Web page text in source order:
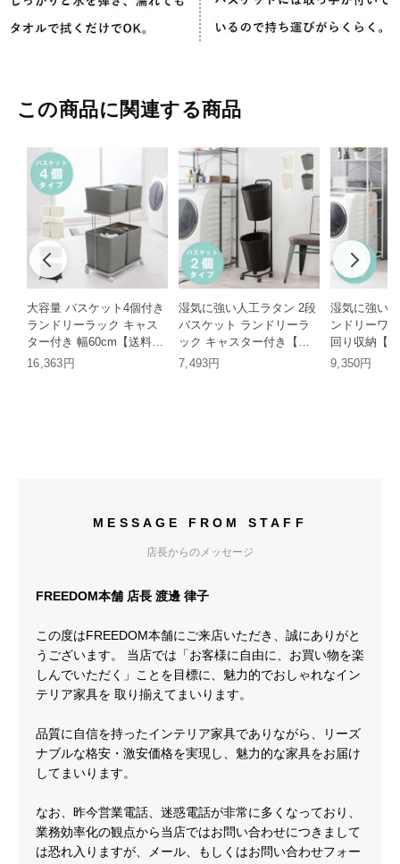
この商品に関連する商品
大容量 バスケット4個付き
ランドリーラック キャス
ター付き 幅60cm【送料無
料】 HH
16,363円
湿気に強い人工ラタン 2段
バスケット ランドリーラ
ック キャスター付き【送
料無料】 HH
7,493円
湿気に強い
ンドリーワ
回り収納【
9,350円
MESSAGE FROM STAFF
店長からのメッセージ
FREEDOM本舗 店長 渡邊 律子
この度はFREEDOM本舗にご来店いただき、誠にありがと
うございます。 当店では「お客様に自由に、お買い物を楽
しんでいただく」ことを目標に、魅力的でおしゃれなイン
テリア家具を 取り揃えてまいります。
品質に自信を持ったインテリア家具でありながら、リーズ
ナブルな格安・激安価格を実現し、魅力的な家具をお届け
してまいります。
なお、昨今営業電話、迷惑電話が非常に多くなっており、
業務効率化の観点から当店ではお問い合わせにつきまして
は恐れ入りますが、メール、もしくはお問い合わせフォー